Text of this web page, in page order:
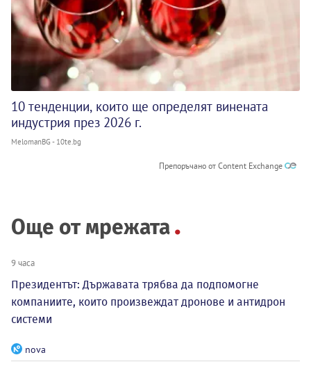
10 тенденции, които ще определят винената
индустрия през 2026 г.
MelomanBG - 10te.bg
Препоръчано от Content Exchange
Още от мрежата
9 часа
Президентът: Държавата трябва да подпомогне
компаниите, които произвеждат дронове и антидрон
системи
nova